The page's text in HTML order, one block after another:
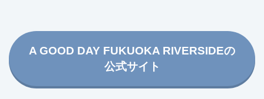
A GOOD DAY FUKUOKA RIVERSIDEの
公式サイト